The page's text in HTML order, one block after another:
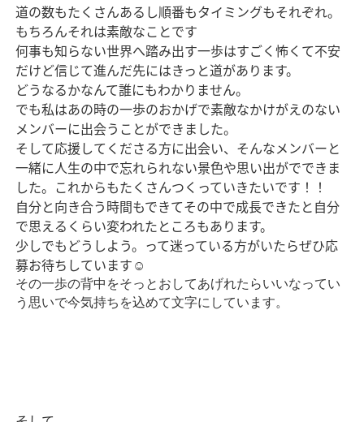
道の数もたくさんあるし順番もタイミングもそれぞれ。
もちろんそれは素敵なことです
何事も知らない世界へ踏み出す一歩はすごく怖くて不安
だけど信じて進んだ先にはきっと道があります。
どうなるかなんて誰にもわかりません。
でも私はあの時の一歩のおかげで素敵なかけがえのない
メンバーに出会うことができました。
そして応援してくださる方に出会い、そんなメンバーと
一緒に人生の中で忘れられない景色や思い出がでできま
した。これからもたくさんつくっていきたいです！！
自分と向き合う時間もできてその中で成長できたと自分
で思えるくらい変われたところもあります。
少しでもどうしよう。って迷っている方がいたらぜひ応
募お待ちしています ☺︎
その一歩の背中をそっとおしてあげれたらいいなってい
う思いで今気持ちを込めて文字にしています。